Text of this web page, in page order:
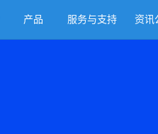
产品 服务与支持 资讯